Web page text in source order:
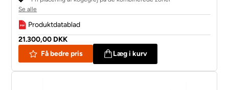
Se alle
Produktdatablad
21.300,00 DKK
Få bedre pris
Læg i kurv